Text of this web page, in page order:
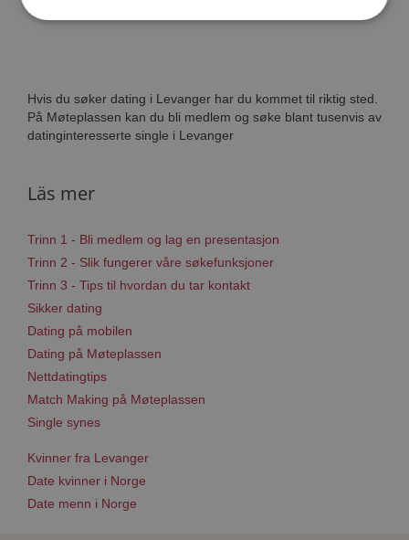
Hvis du søker dating i Levanger har du kommet til riktig sted.
På Møteplassen kan du bli medlem og søke blant tusenvis av
datinginteresserte single i Levanger
Läs mer
Trinn 1 - Bli medlem og lag en presentasjon
Trinn 2 - Slik fungerer våre søkefunksjoner
Trinn 3 - Tips til hvordan du tar kontakt
Sikker dating
Dating på mobilen
Dating på Møteplassen
Nettdatingtips
Match Making på Møteplassen
Single synes
Kvinner fra Levanger
Date kvinner i Norge
Date menn i Norge